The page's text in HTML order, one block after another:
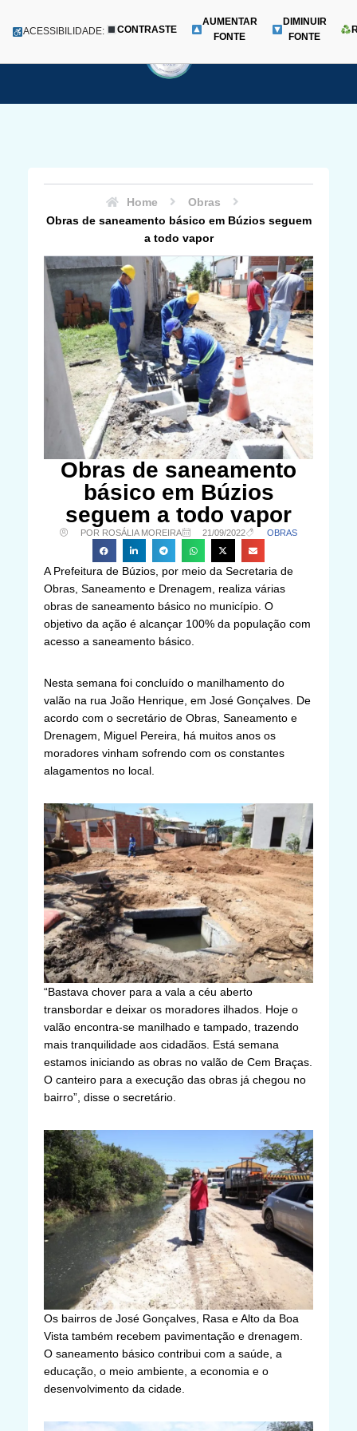
para
Menu
ACESSIBILIDADE: CONTRASTE
AUMENTAR
FONTE
DIMINUIR
FONTE
Home
Obras
Obras de saneamento básico em Búzios seguem
a todo vapor
Obras de saneamento
básico em Búzios
seguem a todo vapor
POR ROSÁLIA MOREIRA 21/09/2022 OBRAS
A Prefeitura de Búzios, por meio da Secretaria de
Obras, Saneamento e Drenagem, realiza várias
obras de saneamento básico no município. O
objetivo da ação é alcançar 100% da população com
acesso a saneamento básico.
Nesta semana foi concluído o manilhamento do
valão na rua João Henrique, em José Gonçalves. De
acordo com o secretário de Obras, Saneamento e
Drenagem, Miguel Pereira, há muitos anos os
moradores vinham sofrendo com os constantes
alagamentos no local.
“Bastava chover para a vala a céu aberto
transbordar e deixar os moradores ilhados. Hoje o
valão encontra-se manilhado e tampado, trazendo
mais tranquilidade aos cidadãos. Está semana
estamos iniciando as obras no valão de Cem Braças.
O canteiro para a execução das obras já chegou no
bairro”, disse o secretário.
Os bairros de José Gonçalves, Rasa e Alto da Boa
Vista também recebem pavimentação e drenagem.
O saneamento básico contribui com a saúde, a
educação, o meio ambiente, a economia e o
desenvolvimento da cidade.